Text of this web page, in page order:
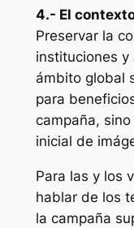
4.- El
Preservar la
instituciones y
ámbito global
para
campaña,
inicial de
Para las y los
hablar de los
la campaña